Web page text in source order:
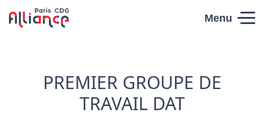
Skip to content
Menu
PREMIER GROUPE DE
TRAVAIL DAT